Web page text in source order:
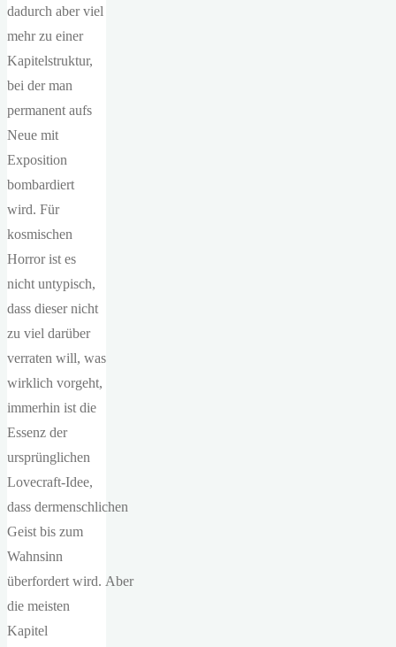
dadurch aber viel
mehr zu einer
Kapitelstruktur,
bei der man
permanent aufs
Neue mit
Exposition
bombardiert
wird. Für
kosmischen
Horror ist es
nicht untypisch,
dass dieser nicht
zu viel darüber
verraten will, was
wirklich vorgeht,
immerhin ist die
Essenz der
ursprünglichen
Lovecraft-Idee,
dass dermenschlichen
Geist bis zum
Wahnsinn
überfordert wird. Aber
die meisten
Kapitel